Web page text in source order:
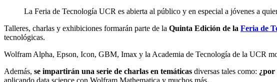
La Feria de Tecnología UCR es abierta al público y en especial a jóvenes a
Talleres, charlas y exhibiciones formarán parte de la Quinta Edición de la Feria de
tecnológicas.
Wolfram Alpha, Epson, Icon, GBM, Imax y la Academia de Tecnología de la UCR
Además, se impartirán una serie de charlas en temáticas diversas tales como: ¿por